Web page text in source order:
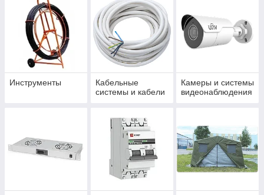
Инструменты
Кабельные
системы и кабели
Камеры и системы
видеонаблюдения